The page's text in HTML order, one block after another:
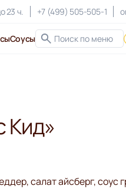
23 ч. +7 (499) 505-505-1
Соусы
Кид»
салат айсберг, соус